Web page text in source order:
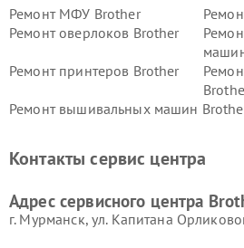
Ремонт МФУ Brother
Ремонт оверлоков Brother
Ремонт принтеров Brother
Ремонт вышивальных машин
Контакты сервис центра
Адрес сервисного центра
г. Мурманск, ул. Капитана